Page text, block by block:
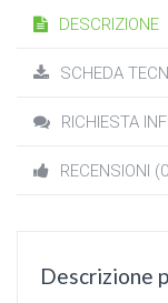
DESCRIZIONE
SCHEDA
RICHIESTA
RECENSIONI
Descrizione